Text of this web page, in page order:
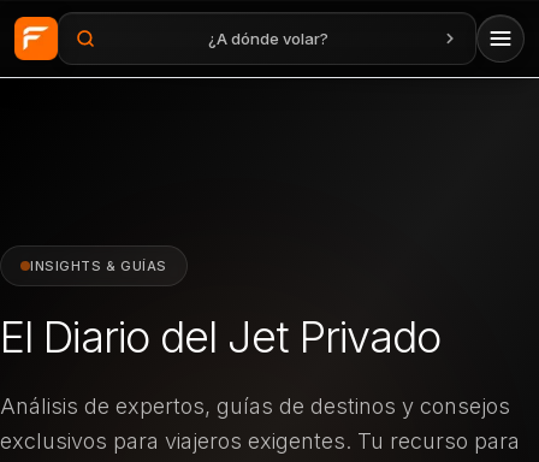
Saltar al contenido principal
¿A dónde volar?
INSIGHTS & GUÍAS
El Diario del Jet Privado
Análisis de expertos, guías de destinos y consejos
exclusivos para viajeros exigentes. Tu recurso para